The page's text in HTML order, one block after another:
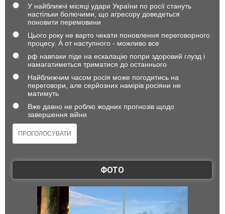
У найближчі місяці удари України по росії стануть
настільки болючими, що агресору доведеться
поновити перемовини
Цього року не варто чекати поновлення переговорного
процесу. А от наступного - можливо все
рф навпаки піде на ескалацію попри здоровий глузд і
намагатиметься триматися до останнього
Найближчим часом росія може погодитись на
переговори, але серйозних намірів росіяни не
матимуть
Вже давно не роблю жодних прогнозів щодо
завершення війни
ФОТО